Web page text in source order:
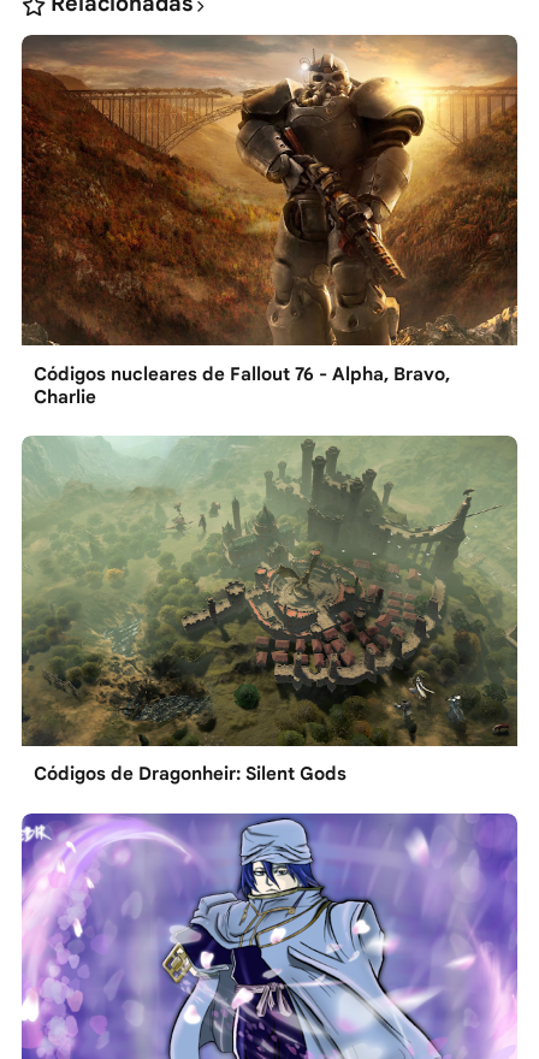
Códigos nucleares de Fallout 76 - Alpha, Bravo,
Charlie
Códigos de Dragonheir: Silent Gods